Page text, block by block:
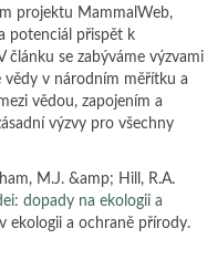
projektu MammalWeb,
potenciál přispět k
článku se zabýváme výzvami
v národním měřítku a
vědou, zapojením a
výzvy pro všechny
M.J. &amp; Hill, R.A.
dopady na ekologii a
ekologii a ochraně přírody.